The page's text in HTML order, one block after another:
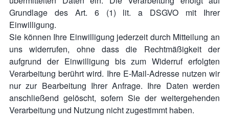
Grundlage des Art. 6 (1) lit. a DSGVO mit Ihrer
Einwilligung.
Sie können Ihre Einwilligung jederzeit durch Mitteilung an
uns widerrufen, ohne dass die Rechtmäßigkeit der
aufgrund der Einwilligung bis zum Widerruf erfolgten
Verarbeitung berührt wird. Ihre E-Mail-Adresse nutzen wir
nur zur Bearbeitung Ihrer Anfrage. Ihre Daten werden
anschließend gelöscht, sofern Sie der weitergehenden
Verarbeitung und Nutzung nicht zugestimmt haben.